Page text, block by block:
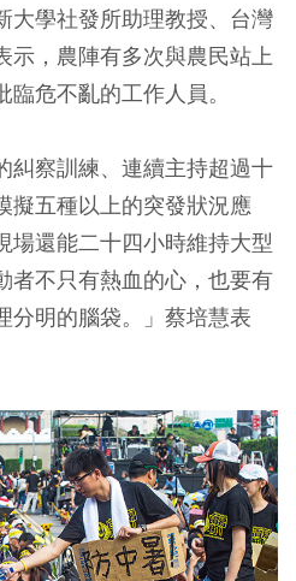
大學社發所助理教授、台灣
示，農陣有多次與農民站上
危不亂的工作人員。
糾察訓練、連續主持超過十
擬五種以上的突發狀況應
場還能二十四小時維持大型
者不只有熱血的心，也要有
分明的腦袋。」蔡培慧表